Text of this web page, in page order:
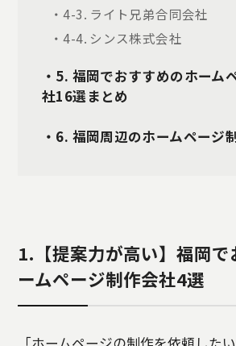
・4-3. ライト兄弟合同会社
・4-4. シンス株式会社
・5. 福岡でおすすめのホーム
社16選まとめ
・6. 福岡周辺のホームページ
1.【提案力が高い】福岡で
ームページ制作会社4選